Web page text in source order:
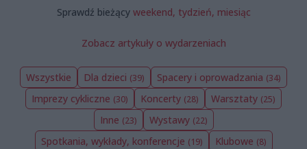
Sprawdź bieżący weekend, tydzień, miesiąc
Zobacz artykuły o wydarzeniach
Wszystkie Dla dzieci (39) Spacery i oprowadzania (34)
Imprezy cykliczne (30) Koncerty (28) Warsztaty (25)
Inne (23) Wystawy (22)
Spotkania, wykłady, konferencje (19) Klubowe (8)